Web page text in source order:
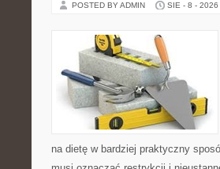
POSTED BY ADMIN SIE - 8 - 2026
na dietę w bardziej praktyczny